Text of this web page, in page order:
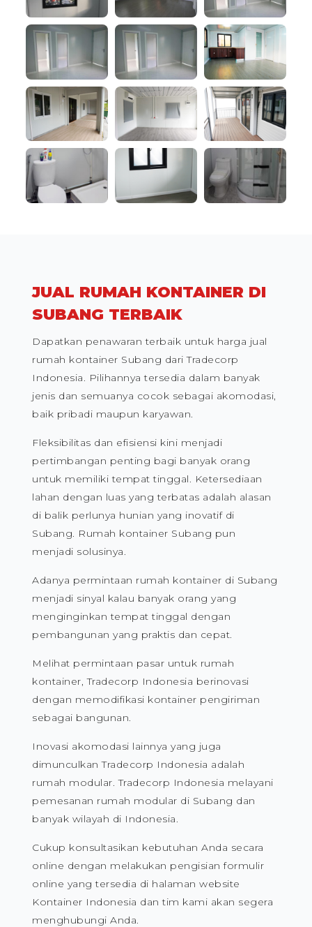
JUAL RUMAH KONTAINER DI
SUBANG TERBAIK
Dapatkan penawaran terbaik untuk harga jual
rumah kontainer Subang dari Tradecorp
Indonesia. Pilihannya tersedia dalam banyak
jenis dan semuanya cocok sebagai akomodasi,
baik pribadi maupun karyawan.
Fleksibilitas dan efisiensi kini menjadi
pertimbangan penting bagi banyak orang
untuk memiliki tempat tinggal. Ketersediaan
lahan dengan luas yang terbatas adalah alasan
di balik perlunya hunian yang inovatif di
Subang. Rumah kontainer Subang pun
menjadi solusinya.
Adanya permintaan rumah kontainer di Subang
menjadi sinyal kalau banyak orang yang
menginginkan tempat tinggal dengan
pembangunan yang praktis dan cepat.
Melihat permintaan pasar untuk rumah
kontainer, Tradecorp Indonesia berinovasi
dengan memodifikasi kontainer pengiriman
sebagai bangunan.
Inovasi akomodasi lainnya yang juga
dimunculkan Tradecorp Indonesia adalah
rumah modular. Tradecorp Indonesia melayani
pemesanan rumah modular di Subang dan
banyak wilayah di Indonesia.
Cukup konsultasikan kebutuhan Anda secara
online dengan melakukan pengisian formulir
online yang tersedia di halaman website
Kontainer Indonesia dan tim kami akan segera
menghubungi Anda.